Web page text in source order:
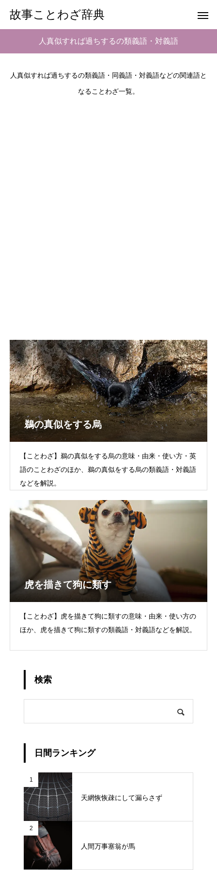
故事ことわざ辞典
人真似すれば過ちするの類義語・対義語
人真似すれば過ちするの類義語・同義語・対義語などの関連語と
なることわざ一覧。
鵜の真似をする烏
【ことわざ】鵜の真似をする烏の意味・由来・使い方・英
語のことわざのほか、鵜の真似をする烏の類義語・対義語
などを解説。
虎を描きて狗に類す
【ことわざ】虎を描きて狗に類すの意味・由来・使い方の
ほか、虎を描きて狗に類すの類義語・対義語などを解説。
検索
日間ランキング
1
天網恢恢疎にして漏らさず
2
人間万事塞翁が馬